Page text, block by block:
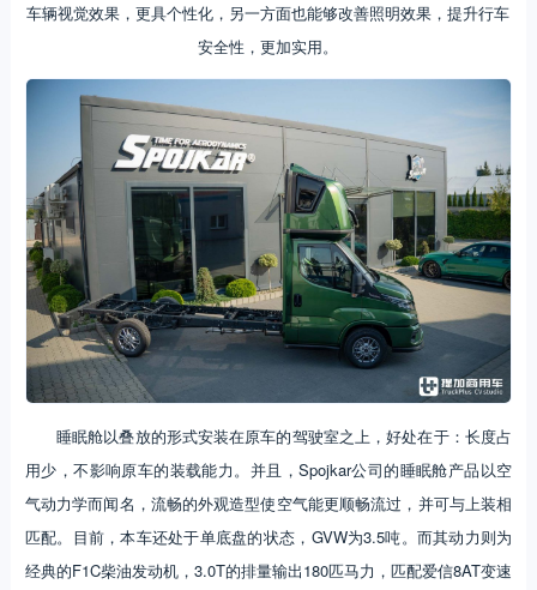
车辆视觉效果，更具个性化，另一方面也能够改善照明效果，提升行车
安全性，更加实用。
睡眠舱以叠放的形式安装在原车的驾驶室之上，好处在于：长度占
用少，不影响原车的装载能力。并且，Spojkar公司的睡眠舱产品以空
气动力学而闻名，流畅的外观造型使空气能更顺畅流过，并可与上装相
匹配。目前，本车还处于单底盘的状态，GVW为3.5吨。而其动力则为
经典的F1C柴油发动机，3.0T的排量输出180匹马力，匹配爱信8AT变速